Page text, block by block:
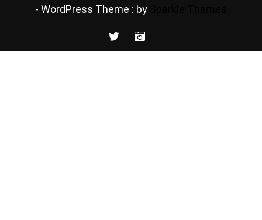
- WordPress Theme : by